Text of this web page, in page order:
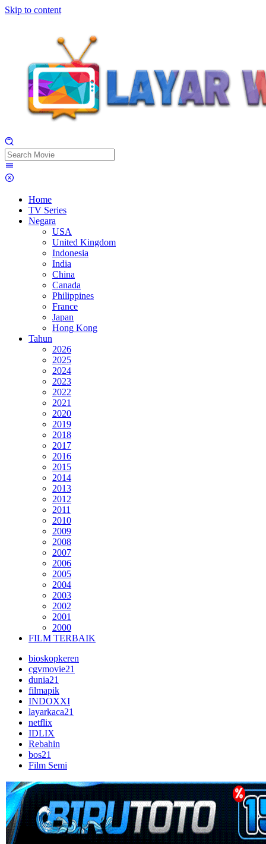
Skip to content
Home
TV Series
Negara
USA
United Kingdom
Indonesia
India
China
Canada
Philippines
France
Japan
Hong Kong
Tahun
2026
2025
2024
2023
2022
2021
2020
2019
2018
2017
2016
2015
2014
2013
2012
2011
2010
2009
2008
2007
2006
2005
2004
2003
2002
2001
2000
FILM TERBAIK
bioskopkeren
cgvmovie21
dunia21
filmapik
INDOXXI
layarkaca21
netflix
IDLIX
Rebahin
bos21
Film Semi